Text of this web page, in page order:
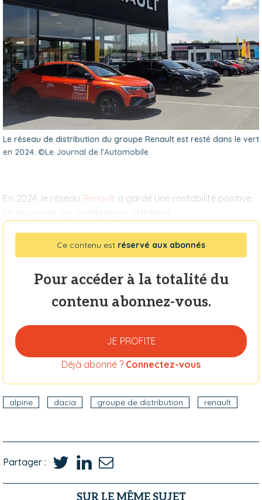
Le réseau de distribution du groupe Renault est resté dans le vert
en 2024. ©Le Journal de l'Automobile
En 2024, le réseau Renault a gardé une rentabilité positive.
En moyenne, les distributeurs affichent
Ce contenu est réservé aux abonnés
Pour accéder à la totalité du
contenu abonnez-vous.
JE PROFITE
Déjà abonné ? Connectez-vous
alpine dacia groupe de distribution renault
Partager :
SUR LE MÊME SUJET